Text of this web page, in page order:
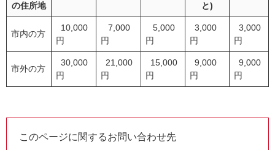
の住所地
と)
市内の方
10,000
円
7,000
円
5,000
円
3,000
円
3,000
円
市外の方
30,000
円
21,000
円
15,000
円
9,000
円
9,000
円
このページに関するお問い合わせ先